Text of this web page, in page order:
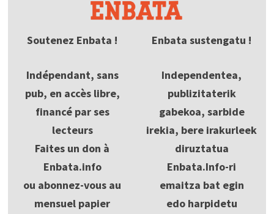
Soutenez Enbata !
Indépendant, sans
pub, en accès libre,
financé par ses
lecteurs
Faites un don à
Enbata.info
ou abonnez-vous au
mensuel papier
Enbata sustengatu !
Independentea,
publizitaterik
gabekoa, sarbide
irekia, bere irakurleek
diruztatua
Enbata.Info-ri
emaitza bat egin
edo harpidetu